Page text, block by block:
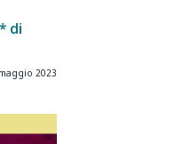
di
2023